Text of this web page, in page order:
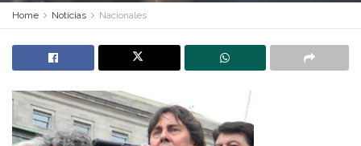
Home Noticias Nacionales